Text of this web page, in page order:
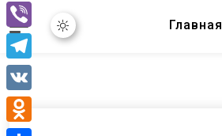
Главная
WhatsApp
Viber
Telegram
VK